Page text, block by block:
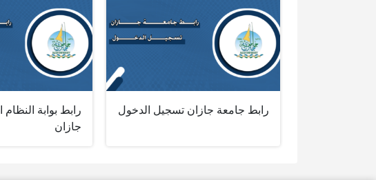
رابط جامعة جازان تسجيل الدخول
رابط بوابة النظام
جازان